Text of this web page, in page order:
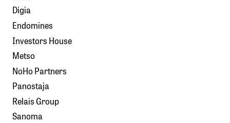
Digia
Endomines
Investors House
Metso
NoHo Partners
Panostaja
Relais Group
Sanoma